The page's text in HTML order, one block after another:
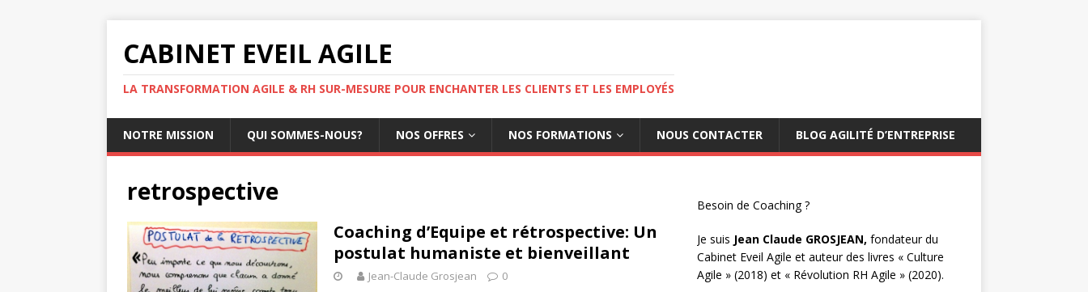
CABINET EVEIL AGILE
LA TRANSFORMATION AGILE & RH SUR-MESURE POUR ENCHANTER LES CLIENTS ET LES EMPLOYÉS
NOTRE MISSION QUI SOMMES-NOUS? NOS OFFRES NOS FORMATIONS NOUS CONTACTER BLOG AGILITÉ D’ENTREPRISE
retrospective
Coaching d’Equipe et rétrospective: Un
postulat humaniste et bienveillant
Jean-Claude Grosjean 0
Besoin de Coaching ?
Je suis Jean Claude GROSJEAN, fondateur du
Cabinet Eveil Agile et auteur des livres « Culture
Agile » (2018) et « Révolution RH Agile » (2020).